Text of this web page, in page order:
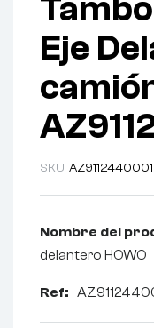
Eje
SKU: AZ9112440001
Nombre del
delantero HOWO
Ref: